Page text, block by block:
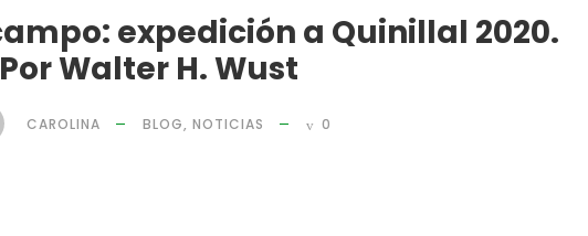
expedición a Quinillal 2020.
Por Walter H. Wust
CAROLINA BLOG, NOTICIAS 0